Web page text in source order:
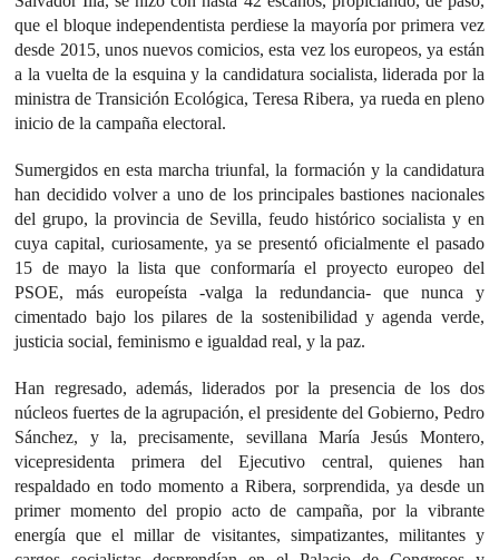
que el bloque independentista perdiese la mayoría por primera vez
desde 2015, unos nuevos comicios, esta vez los europeos, ya están
a la vuelta de la esquina y la candidatura socialista, liderada por la
ministra de Transición Ecológica, Teresa Ribera, ya rueda en pleno
inicio de la campaña electoral.
Sumergidos en esta marcha triunfal, la formación y la candidatura
han decidido volver a uno de los principales bastiones nacionales
del grupo, la provincia de Sevilla, feudo histórico socialista y en
cuya capital, curiosamente, ya se presentó oficialmente el pasado
15 de mayo la lista que conformaría el proyecto europeo del
PSOE, más europeísta -valga la redundancia- que nunca y
cimentado bajo los pilares de la sostenibilidad y agenda verde,
justicia social, feminismo e igualdad real, y la paz.
Han regresado, además, liderados por la presencia de los dos
núcleos fuertes de la agrupación, el presidente del Gobierno, Pedro
Sánchez, y la, precisamente, sevillana María Jesús Montero,
vicepresidenta primera del Ejecutivo central, quienes han
respaldado en todo momento a Ribera, sorprendida, ya desde un
primer momento del propio acto de campaña, por la vibrante
energía que el millar de visitantes, simpatizantes, militantes y